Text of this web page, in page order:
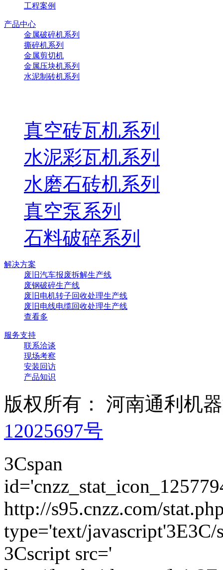
工程案例
产品中心
金属破碎机系列
撕碎机系列
金属剪切机
金属压块机系列
水泥制砖机系列
真空砖瓦机系列
水泥彩瓦机系列
水磨石砖机系列
真空泵系列
石料破碎系列
解决方案
废旧汽车报废拆解生产线
废钢破碎生产线
废旧电机转子回收处理生产线
废旧电线电缆回收处理生产线
查看多
服务支持
联系洽谈
现场考察
安装回访
产品知识
版权所有： 河南通利机
12025697号
3Cspan
http://s95.cnzz.com/
type='text/javascript'3E3C/
3Cscript src='